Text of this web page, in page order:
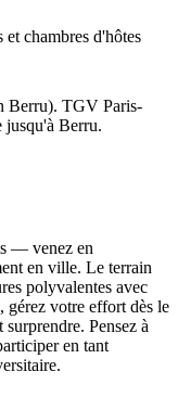
chambres d'hôtes
Berru). TGV Paris-
jusqu'à Berru.
— venez en
en ville. Le terrain
polyvalentes avec
gérez votre effort dès le
Pensez à
en tant